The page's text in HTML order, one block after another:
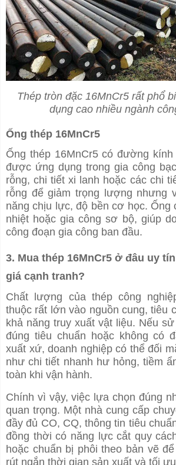
Thép tròn đặc 16MnCr5 rất phổ
dụng cao nhiều ngành
Ống thép 16MnCr5
Ống thép 16MnCr5 có đường
được ứng dụng trong gia công
rỗng, chi tiết xi lanh hoặc các chi
rỗng để giảm trọng lượng nhưng
năng chịu lực, độ bền cơ học.
nhiệt hoặc gia công sơ bộ, giúp
công đoạn gia công ban đầu.
3. Mua thép 16MnCr5 ở đâu uy
giá cạnh tranh?
Chất lượng của thép công
thuộc rất lớn vào nguồn cung, tiêu
khả năng truy xuất vật liệu. Nếu
đúng tiêu chuẩn hoặc không có
xuất xứ, doanh nghiệp có thể đối
như chi tiết nhanh hư hỏng, tiềm
toàn khi vận hành.
Chính vì vậy, việc lựa chọn đúng
quan trọng. Một nhà cung cấp
đầy đủ CO, CQ, thông tin tiêu
đồng thời có năng lực cắt quy
hoặc chuẩn bị phôi theo bản vẽ
rút ngắn thời gian sản xuất và tối